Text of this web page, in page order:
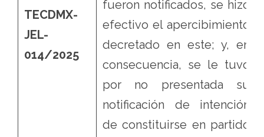
TECDMX-
JEL-
014/2025
fueron notificados, se hizo
efectivo el apercibimiento
decretado en este; y, en
consecuencia, se le tuvo
por no presentada su
notificación de intención
de constituirse en partido